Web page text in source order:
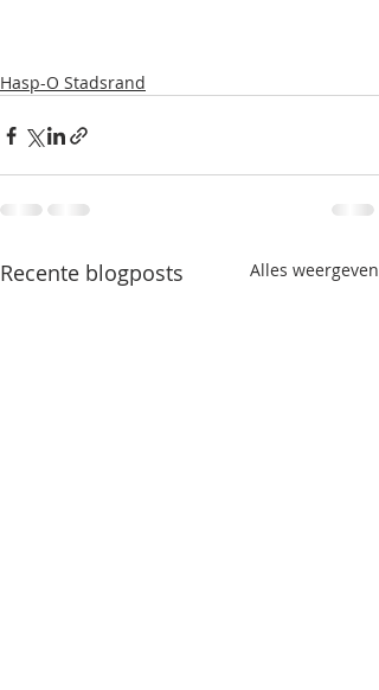
Hasp-O Stadsrand
Recente blogposts Alles weergeven